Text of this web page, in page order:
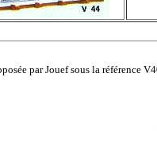
par Jouef sous la